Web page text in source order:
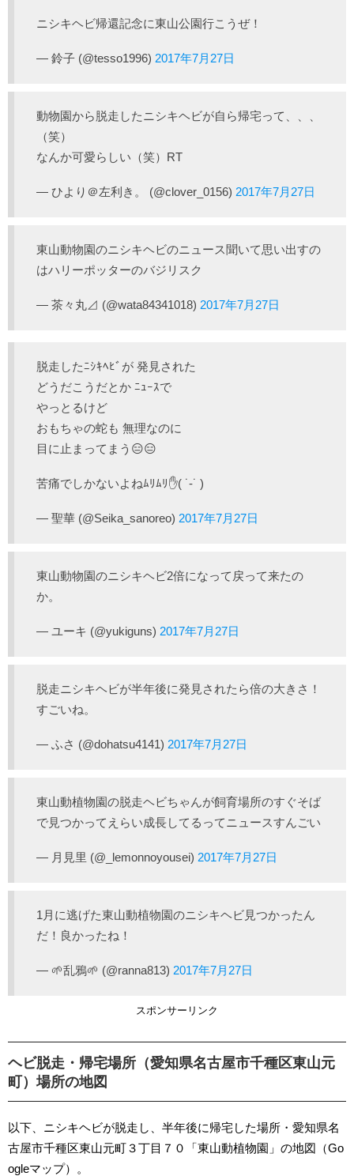
ニシキヘビ帰還記念に東山公園行こうぜ！
— 鈴子 (@tesso1996) 2017年7月27日
動物園から脱走したニシキヘビが自ら帰宅って、、、
（笑）
なんか可愛らしい（笑）RT
— ひより＠左利き。 (@clover_0156) 2017年7月27日
東山動物園のニシキヘビのニュース聞いて思い出すの
はハリーポッターのバジリスク
— 茶々丸⊿ (@wata84341018) 2017年7月27日
脱走したﾆｼｷﾍﾋﾞが 発見された
どうだこうだとか ﾆｭｰｽで
やっとるけど
おもちゃの蛇も 無理なのに
目に止まってまう😑😑
苦痛でしかないよねﾑﾘﾑﾘ✋( ˙-˙ )
— 聖華 (@Seika_sanoreo) 2017年7月27日
東山動物園のニシキヘビ2倍になって戻って来たの
か。
— ユーキ (@yukiguns) 2017年7月27日
脱走ニシキヘビが半年後に発見されたら倍の大きさ！
すごいね。
— ふさ (@dohatsu4141) 2017年7月27日
東山動植物園の脱走ヘビちゃんが飼育場所のすぐそば
で見つかってえらい成長してるってニュースすんごい
— 月見里 (@_lemonnoyousei) 2017年7月27日
1月に逃げた東山動植物園のニシキヘビ見つかったん
だ！良かったね！
— 🌱乱鴉🌱 (@ranna813) 2017年7月27日
スポンサーリンク
ヘビ脱走・帰宅場所（愛知県名古屋市千種区東山元
町）場所の地図
以下、ニシキヘビが脱走し、半年後に帰宅した場所・愛知県名
古屋市千種区東山元町３丁目７０「東山動植物園」の地図（Go
ogleマップ）。